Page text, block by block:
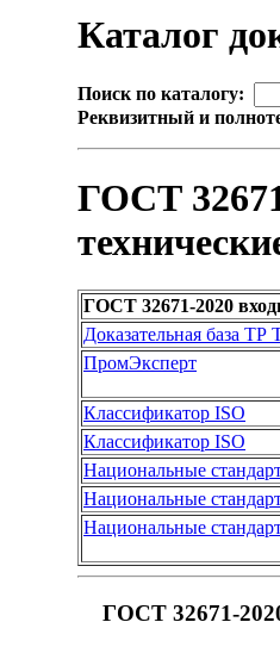
Каталог
Поиск по каталогу:
Реквизитный и
ГОСТ
ГОСТ 32671-2020
Доказательная база ТР
ПромЭксперт
Классификатор ISO
Классификатор ISO
Национальные
Национальные
Национальные
ГОСТ 32671-